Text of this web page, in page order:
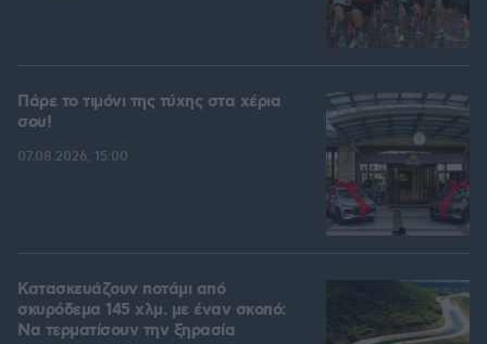
Πάρε το τιμόνι της τύχης στα χέρια
σου!
07.08.2026, 15:00
Κατασκευάζουν ποτάμι από
σκυρόδεμα 145 χλμ. με έναν σκοπό:
Να τερματίσουν την ξηρασία